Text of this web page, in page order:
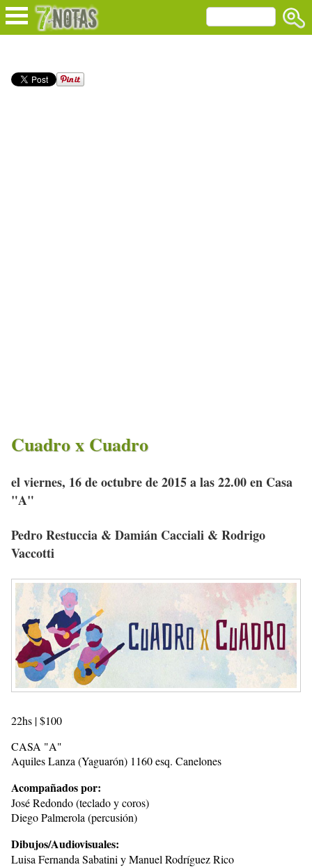
Cuadro x Cuadro
el viernes, 16 de octubre de 2015 a las 22.00 en Casa
"A"
Pedro Restuccia & Damián Cacciali & Rodrigo
Vaccotti
22hs | $100
CASA "A"
Aquiles Lanza (Yaguarón) 1160 esq. Canelones
Acompañados por:
José Redondo (teclado y coros)
Diego Palmerola (percusión)
Dibujos/Audiovisuales:
Luisa Fernanda Sabatini y Manuel Rodríguez Rico